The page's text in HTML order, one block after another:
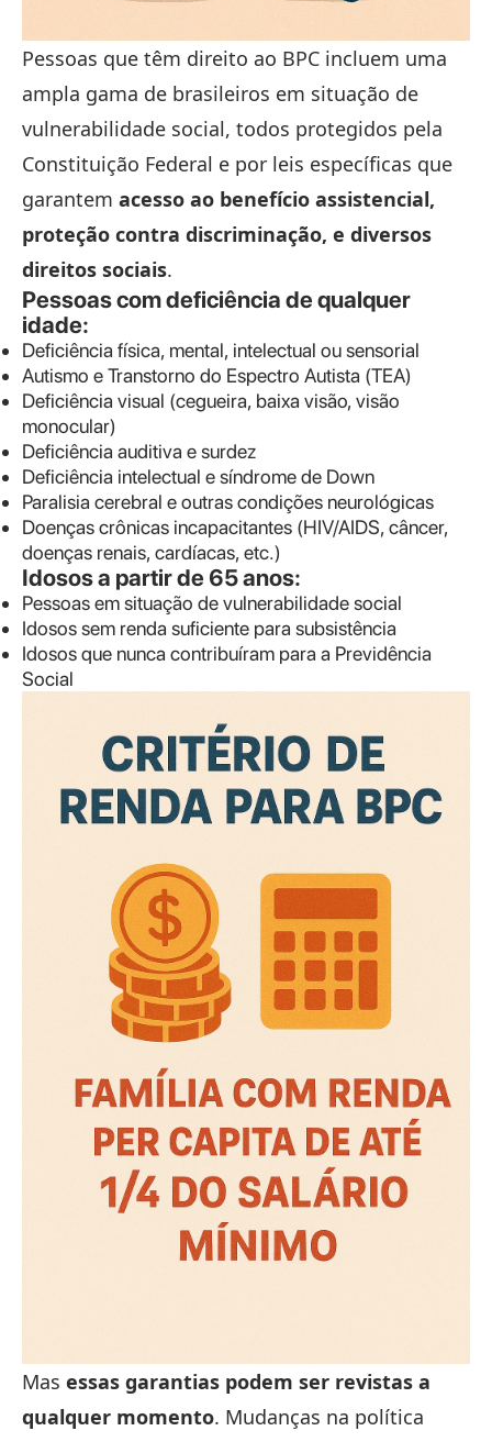
Pessoas que têm direito ao BPC incluem uma
ampla gama de brasileiros em situação de
vulnerabilidade social, todos protegidos pela
Constituição Federal e por leis específicas que
garantem acesso ao benefício assistencial,
proteção contra discriminação, e diversos
direitos sociais.
Pessoas com deficiência de qualquer
idade:
Deficiência física, mental, intelectual ou sensorial
Autismo e Transtorno do Espectro Autista (TEA)
Deficiência visual (cegueira, baixa visão, visão
monocular)
Deficiência auditiva e surdez
Deficiência intelectual e síndrome de Down
Paralisia cerebral e outras condições neurológicas
Doenças crônicas incapacitantes (HIV/AIDS, câncer,
doenças renais, cardíacas, etc.)
Idosos a partir de 65 anos:
Pessoas em situação de vulnerabilidade social
Idosos sem renda suficiente para subsistência
Idosos que nunca contribuíram para a Previdência
Social
Mas essas garantias podem ser revistas a
qualquer momento. Mudanças na política